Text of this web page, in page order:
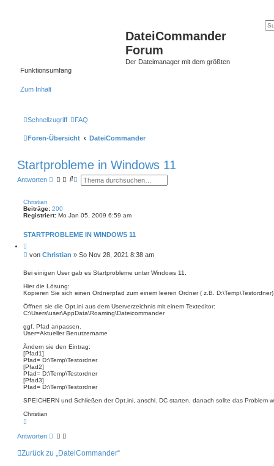
DateiCommander
Forum
Der Dateimanager mit dem größten
Funktionsumfang
Zum Inhalt
Schnellzugriff FAQ
Foren-Übersicht DateiCommander
Startprobleme in Windows 11
Antworten
S E
t
t
S
u
h
Christian
Beiträge: 200
Registriert: Mo Jan 05, 2009 6:59 am
STARTPROBLEME IN WINDOWS 11
i
t
e
e
n
B
i
r
a
g
von Christian » So Nov 28, 2021 8:38 am
Bei einigen User gab es Startprobleme unter Windows 11.
Hier die Lösung:
Kopieren Sie sich einen Ordnerpfad zum einem leeren Ordner ( z.B. D:\Temp\Testordner)
Öffnen sie die Opt.ini aus dem Userverzeichnis mit einem Texteditor:
C:\Users\user\AppData\Roaming\Dateicommander
ggf. Pfad anpassen.
User=Aktueller Benutzername
Ändern sie den Eintrag:
[Pfad1]
Pfad= D:\Temp\Testordner
[Pfad2]
Pfad= D:\Temp\Testordner
[Pfad3]
Pfad= D:\Temp\Testordner
SPEICHERN und Schließen der Opt.ini, anschl. DC starten, danach sollte das Problem
Christian
h
b
Antworten
Zurück zu „DateiCommander“